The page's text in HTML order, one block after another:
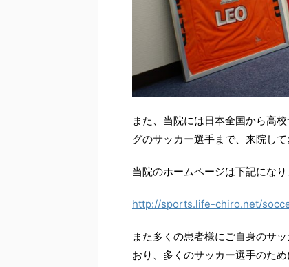
また、当院には日本全国から高
グのサッカー選手まで、来院して
当院のホームページは下記になり
http://sports.life-chiro.net/
また多くの患者様にご自身のサ
おり、多くのサッカー選手のた